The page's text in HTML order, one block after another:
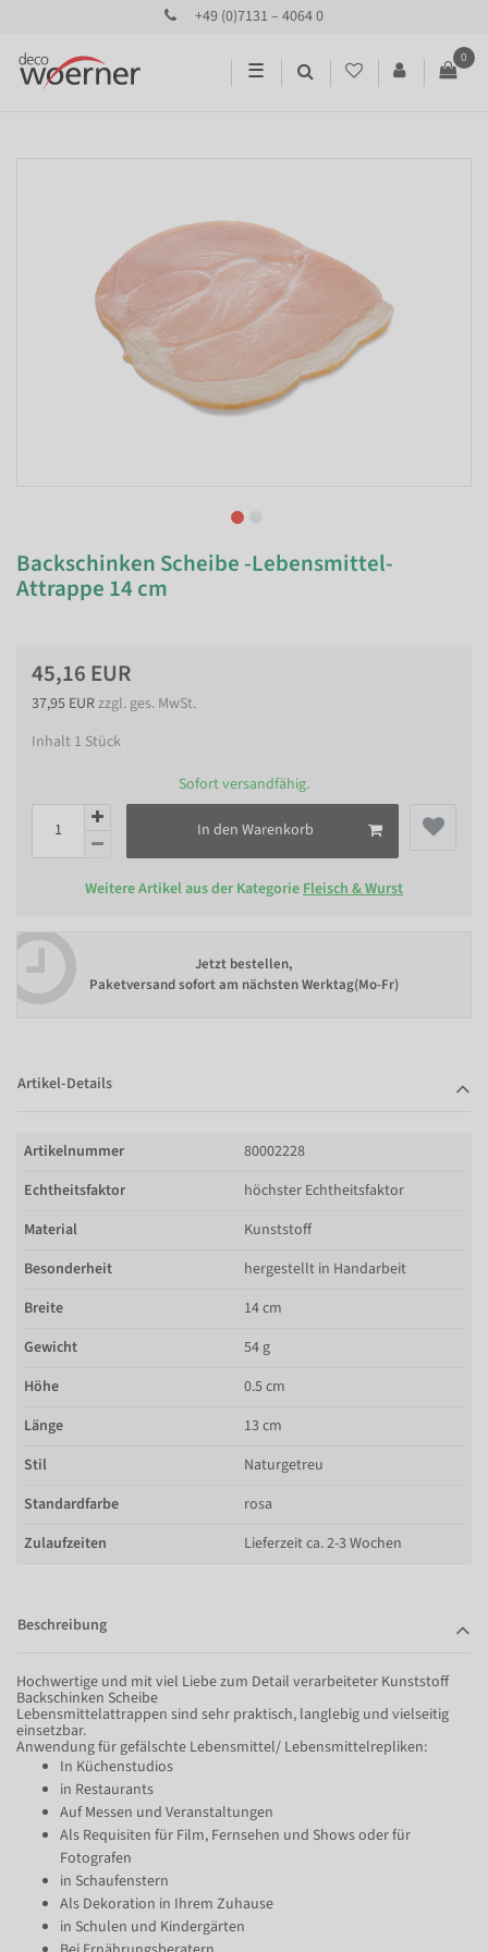
+49 (0)7131 – 4064 0
☰
0
Backschinken Scheibe -Lebensmittel-
Attrappe 14 cm
45,16 EUR
37,95 EURzzgl. ges. MwSt.
Inhalt 1 Stück
Sofort versandfähig.
In den Warenkorb
Weitere Artikel aus der Kategorie Fleisch & Wurst
Jetzt bestellen,
Paketversand sofort am nächsten Werktag(Mo-Fr)
Artikel-Details
Artikelnummer
80002228
Echtheitsfaktor
höchster Echtheitsfaktor
Material
Kunststoff
Besonderheit
hergestellt in Handarbeit
Breite
14 cm
Gewicht
54 g
Höhe
0.5 cm
Länge
13 cm
Stil
Naturgetreu
Standardfarbe
rosa
Zulaufzeiten
Lieferzeit ca. 2-3 Wochen
Beschreibung
Hochwertige und mit viel Liebe zum Detail verarbeiteter Kunststoff
Backschinken Scheibe
Lebensmittelattrappen sind sehr praktisch, langlebig und vielseitig
einsetzbar.
Anwendung für gefälschte Lebensmittel/ Lebensmittelrepliken:
In Küchenstudios
in Restaurants
Auf Messen und Veranstaltungen
Als Requisiten für Film, Fernsehen und Shows oder für
Fotografen
in Schaufenstern
Als Dekoration in Ihrem Zuhause
in Schulen und Kindergärten